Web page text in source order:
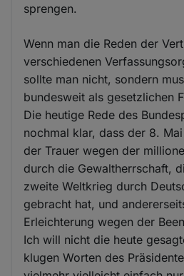
sprengen.
Wenn man die Reden der
verschiedenen
sollte man nicht, sondern
bundesweit als gesetzlichen
Die heutige Rede des
nochmal klar, dass der 8.
der Trauer wegen der
durch die Gewaltherrschaft,
zweite Weltkrieg durch
gebracht hat, und
Erleichterung wegen der
Ich will nicht die heute
klugen Worten des